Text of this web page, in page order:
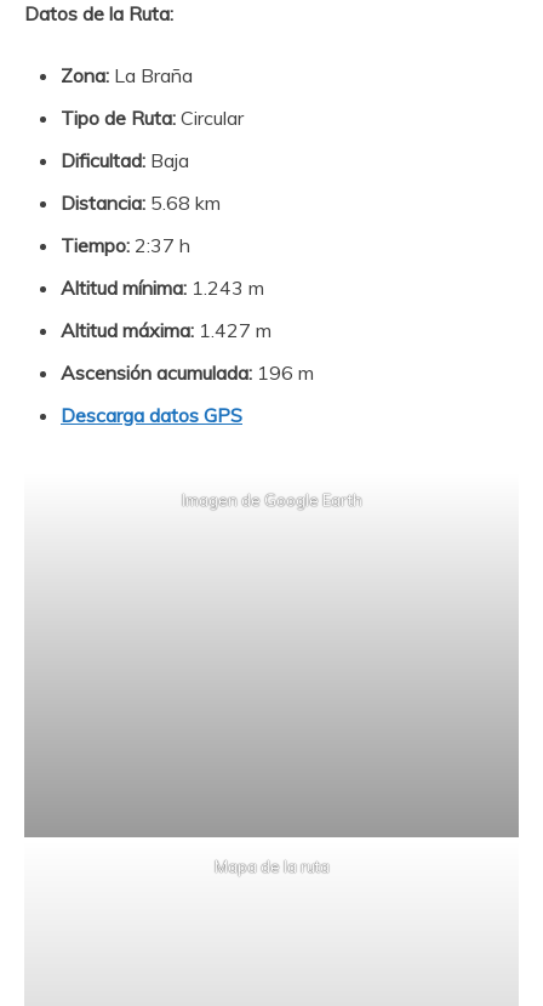
Datos de la Ruta:
Zona: La Braña
Tipo de Ruta: Circular
Dificultad: Baja
Distancia: 5.68 km
Tiempo: 2:37 h
Altitud mínima: 1.243 m
Altitud máxima: 1.427 m
Ascensión acumulada: 196 m
Descarga datos GPS
Imagen de Google Earth
Mapa de la ruta